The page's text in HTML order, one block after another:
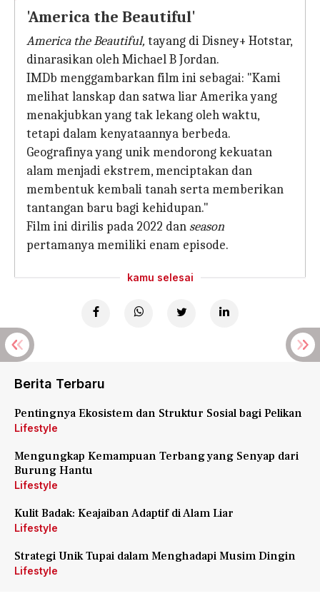
'America the Beautiful'
America the Beautiful, tayang di Disney+ Hotstar,
dinarasikan oleh Michael B Jordan.
IMDb menggambarkan film ini sebagai: "Kami
melihat lanskap dan satwa liar Amerika yang
menakjubkan yang tak lekang oleh waktu,
tetapi dalam kenyataannya berbeda.
Geografinya yang unik mendorong kekuatan
alam menjadi ekstrem, menciptakan dan
membentuk kembali tanah serta memberikan
tantangan baru bagi kehidupan."
Film ini dirilis pada 2022 dan season
pertamanya memiliki enam episode.
kamu selesai
Berita Terbaru
Pentingnya Ekosistem dan Struktur Sosial bagi Pelikan
Lifestyle
Mengungkap Kemampuan Terbang yang Senyap dari
Burung Hantu
Lifestyle
Kulit Badak: Keajaiban Adaptif di Alam Liar
Lifestyle
Strategi Unik Tupai dalam Menghadapi Musim Dingin
Lifestyle